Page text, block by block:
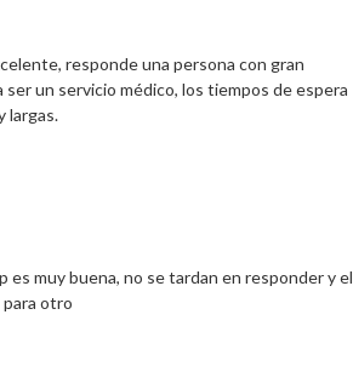
responde una persona con gran
ser un servicio médico, los tiempos de espera
largas.
es muy buena, no se tardan en responder y el
para otro